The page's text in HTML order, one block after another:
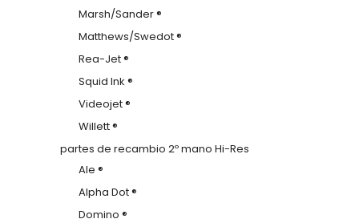
Marsh/Sander ®
Matthews/Swedot ®
Rea-Jet ®
Squid Ink ®
Videojet ®
Willett ®
partes de recambio 2º mano Hi-Res
Ale ®
Alpha Dot ®
Domino ®